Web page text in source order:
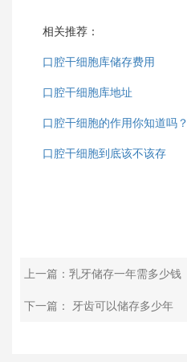
相关推荐：
口腔干细胞库储存费用
口腔干细胞库地址
口腔干细胞的作用你知道吗？
口腔干细胞到底该不该存
上一篇：乳牙储存一年需多少钱
下一篇： 牙齿可以储存多少年